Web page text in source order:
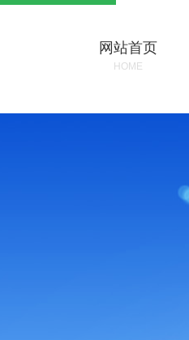
网站首页
HOME